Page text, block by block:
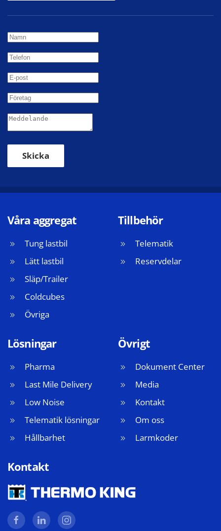
Skicka
Våra aggregat
Tung lastbil
Lätt lastbil
Släp/Trailer
Coldcubes
Övriga
Tillbehör
Telematik
Reservdelar
Lösningar
Pharma
Last Mile Delivery
Low Noise
Telematik lösningar
Hållbarhet
Övrigt
Dokument Center
Media
Kontakt
Om oss
Larmkoder
Kontakt